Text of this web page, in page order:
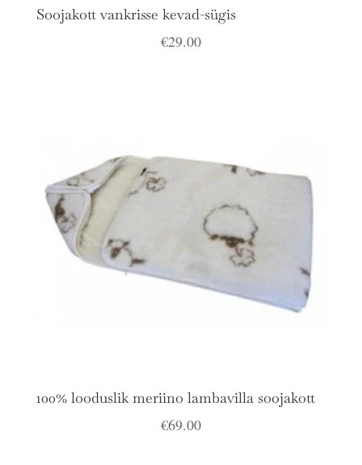
Soojakott vankrisse kevad-sügis
€29.00
100% looduslik meriino lambavilla soojakott
€69.00